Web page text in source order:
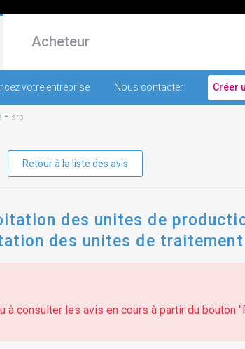
Acheteur
votre entreprise Nous contacter Créer
- srp
Retour à la liste des avis
des unites de
des unites de traitement
à consulter les avis en cours à partir du bouton